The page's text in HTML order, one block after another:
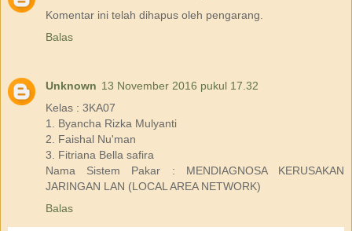
Komentar ini telah dihapus oleh pengarang.
Balas
Unknown 13 November 2016 pukul 17.32
Kelas : 3KA07
1. Byancha Rizka Mulyanti
2. Faishal Nu'man
3. Fitriana Bella safira
Nama Sistem Pakar : MENDIAGNOSA KERUSAKAN
JARINGAN LAN (LOCAL AREA NETWORK)
Balas